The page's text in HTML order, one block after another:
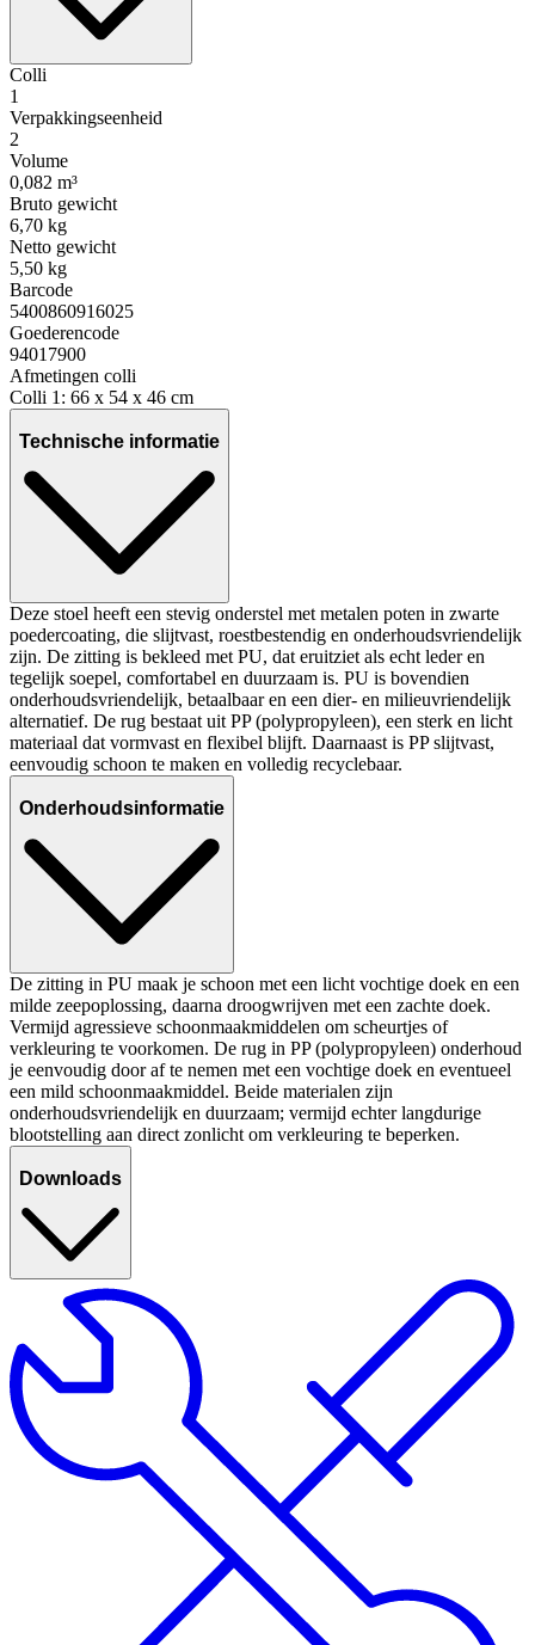
Colli
1
Verpakkingseenheid
2
Volume
0,082 m³
Bruto gewicht
6,70 kg
Netto gewicht
5,50 kg
Barcode
5400860916025
Goederencode
94017900
Afmetingen colli
Colli 1: 66 x 54 x 46 cm
Technische informatie
Deze stoel heeft een stevig onderstel met metalen poten in zwarte
poedercoating, die slijtvast, roestbestendig en onderhoudsvriendelijk
zijn. De zitting is bekleed met PU, dat eruitziet als echt leder en
tegelijk soepel, comfortabel en duurzaam is. PU is bovendien
onderhoudsvriendelijk, betaalbaar en een dier- en milieuvriendelijk
alternatief. De rug bestaat uit PP (polypropyleen), een sterk en licht
materiaal dat vormvast en flexibel blijft. Daarnaast is PP slijtvast,
eenvoudig schoon te maken en volledig recyclebaar.
Onderhoudsinformatie
De zitting in PU maak je schoon met een licht vochtige doek en een
milde zeepoplossing, daarna droogwrijven met een zachte doek.
Vermijd agressieve schoonmaakmiddelen om scheurtjes of
verkleuring te voorkomen. De rug in PP (polypropyleen) onderhoud
je eenvoudig door af te nemen met een vochtige doek en eventueel
een mild schoonmaakmiddel. Beide materialen zijn
onderhoudsvriendelijk en duurzaam; vermijd echter langdurige
blootstelling aan direct zonlicht om verkleuring te beperken.
Downloads